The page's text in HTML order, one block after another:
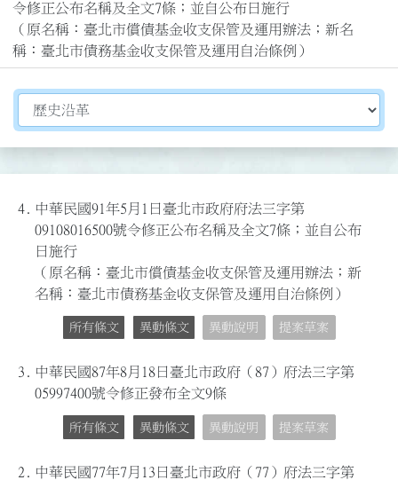
令修正公布名稱及全文7條；並自公布日施行
（原名稱：臺北市償債基金收支保管及運用辦法；新名
稱：臺北市債務基金收支保管及運用自治條例）
切換選擇法規資訊內容
4.
中華民國91年5月1日臺北市政府府法三字第
09108016500號令修正公布名稱及全文7條；並自公布
日施行
（原名稱：臺北市償債基金收支保管及運用辦法；新
名稱：臺北市債務基金收支保管及運用自治條例）
所有條文 異動條文 異動說明 提案草案
3. 中華民國87年8月18日臺北市政府（87）府法三字第
05997400號令修正發布全文9條
所有條文 異動條文 異動說明 提案草案
2.
中華民國77年7月13日臺北市政府（77）府法三字第